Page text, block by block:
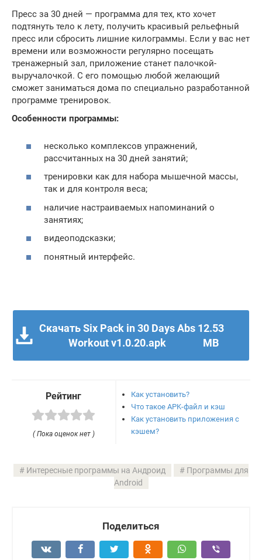
Пресс за 30 дней — программа для тех, кто хочет
подтянуть тело к лету, получить красивый рельефный
пресс или сбросить лишние килограммы. Если у вас нет
времени или возможности регулярно посещать
тренажерный зал, приложение станет палочкой-
выручалочкой. С его помощью любой желающий
сможет заниматься дома по специально разработанной
программе тренировок.
Особенности программы:
несколько комплексов упражнений,
рассчитанных на 30 дней занятий;
тренировки как для набора мышечной массы,
так и для контроля веса;
наличие настраиваемых напоминаний о
занятиях;
видеоподсказки;
понятный интерфейс.
Скачать Six Pack in 30 Days Abs
Workout v1.0.20.apk
12.53
MB
Рейтинг
( Пока оценок нет )
Как установить?
Что такое APK-файл и кэш
Как установить приложения с
кэшем?
Интересные программы на Андроид
Программы для
Android
Поделиться